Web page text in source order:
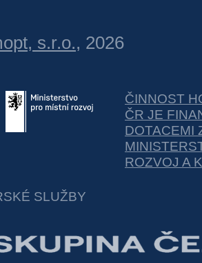
s.r.o., 2026
ČINNOST
ČR JE
DOTACEMI
ROZVOJ A
SLUŽBY